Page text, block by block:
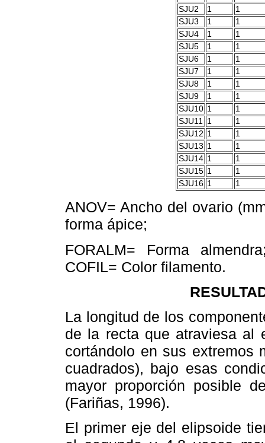
SJU2
1
1
SJU3
1
1
SJU4
1
1
SJU5
1
1
SJU6
1
1
SJU7
1
1
SJU8
1
1
SJU9
1
1
SJU10 1
1
SJU11 1
1
SJU12 1
1
SJU13 1
1
SJU14 1
1
SJU15 1
1
SJU16 1 1
ANOV= Ancho del ovario
forma ápice;
FORALM= Forma
COFIL= Color filamento.
La longitud de los
de la recta que atraviesa al
cortándolo en sus extremos
cuadrados), bajo esas
mayor proporción posible
(Fariñas, 1996).
El primer eje del elipsoide